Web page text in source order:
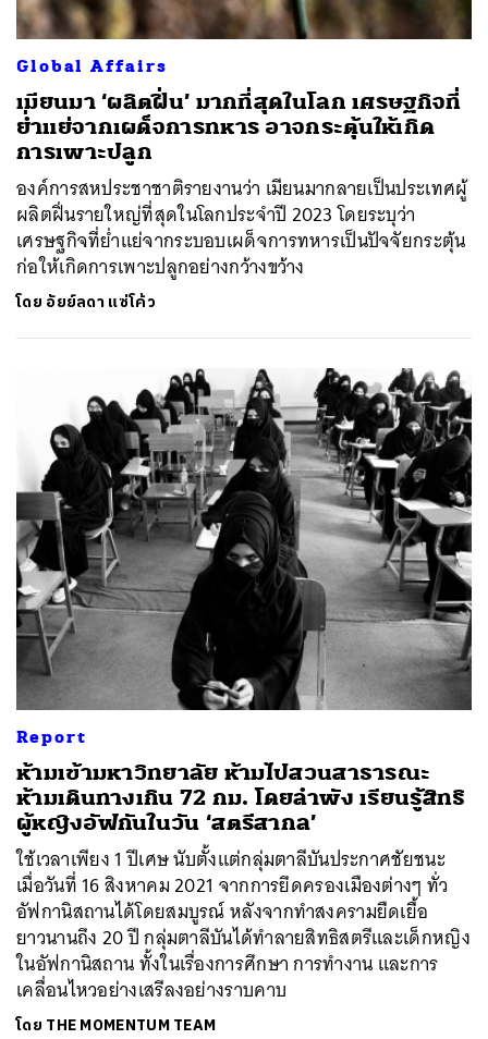
Global Affairs
เมียนมา ‘ผลิตฝิ่น’ มากที่สุดในโลก เศรษฐกิจที่
ย่ำแย่จากเผด็จการทหาร อาจกระตุ้นให้เกิด
การเพาะปลูก
องค์การสหประชาชาติรายงานว่า เมียนมากลายเป็นประเทศผู้
ผลิตฝิ่นรายใหญ่ที่สุดในโลกประจำปี 2023 โดยระบุว่า
เศรษฐกิจที่ย่ำแย่จากระบอบเผด็จการทหารเป็นปัจจัยกระตุ้น
ก่อให้เกิดการเพาะปลูกอย่างกว้างขว้าง
โดย อัยย์ลดา แซ่โค้ว
Report
ห้ามเข้ามหาวิทยาลัย ห้ามไปสวนสาธารณะ
ห้ามเดินทางเกิน 72 กม. โดยลำพัง เรียนรู้สิทธิ
ผู้หญิงอัฟกันในวัน ‘สตรีสากล’
ใช้เวลาเพียง 1 ปีเศษ นับตั้งแต่กลุ่มตาลีบันประกาศชัยชนะ
เมื่อวันที่ 16 สิงหาคม 2021 จากการยึดครองเมืองต่างๆ ทั่ว
อัฟกานิสถานได้โดยสมบูรณ์ หลังจากทำสงครามยืดเยื้อ
ยาวนานถึง 20 ปี กลุ่มตาลีบันได้ทำลายสิทธิสตรีและเด็กหญิง
ในอัฟกานิสถาน ทั้งในเรื่องการศึกษา การทำงาน และการ
เคลื่อนไหวอย่างเสรีลงอย่างราบคาบ
โดย THE MOMENTUM TEAM